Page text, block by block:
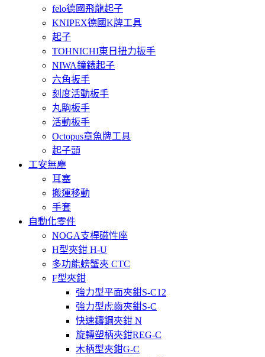
felo德國飛龍起子
KNIPEX德國K牌工具
起子
TOHNICHI東日扭力扳手
NIWA鐘錶起子
六角扳手
刻度活動板手
丸駒板手
活動板手
Octopus章魚牌工具
起子頭
工安無塵
耳塞
搬運移動
手套
自動化零件
NOGA支桿磁性座
H型夾鉗 H-U
多功能螃蟹夾 CTC
F型夾鉗
強力型平面夾鉗S-C12
強力型虎齒夾鉗S-C
快速鑄鋼夾鉗 N
旋轉塑柄夾鉗REG-C
木柄型夾鉗G-C